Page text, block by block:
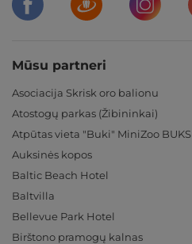
Mūsu partneri
Asociacija Skrisk oro balionu
Atostogų parkas (Žibininkai)
Atpūtas vieta "Buki" MiniZoo BUKS
Auksinės kopos
Baltic Beach Hotel
Baltvilla
Bellevue Park Hotel
Birštono pramogų kalnas